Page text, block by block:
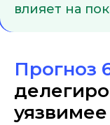
влияет на
Прогноз
уязвимее